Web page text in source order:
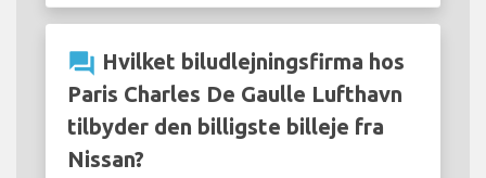
question_answer Hvilket biludlejningsfirma hos
Paris Charles De Gaulle Lufthavn
tilbyder den billigste billeje fra
Nissan?